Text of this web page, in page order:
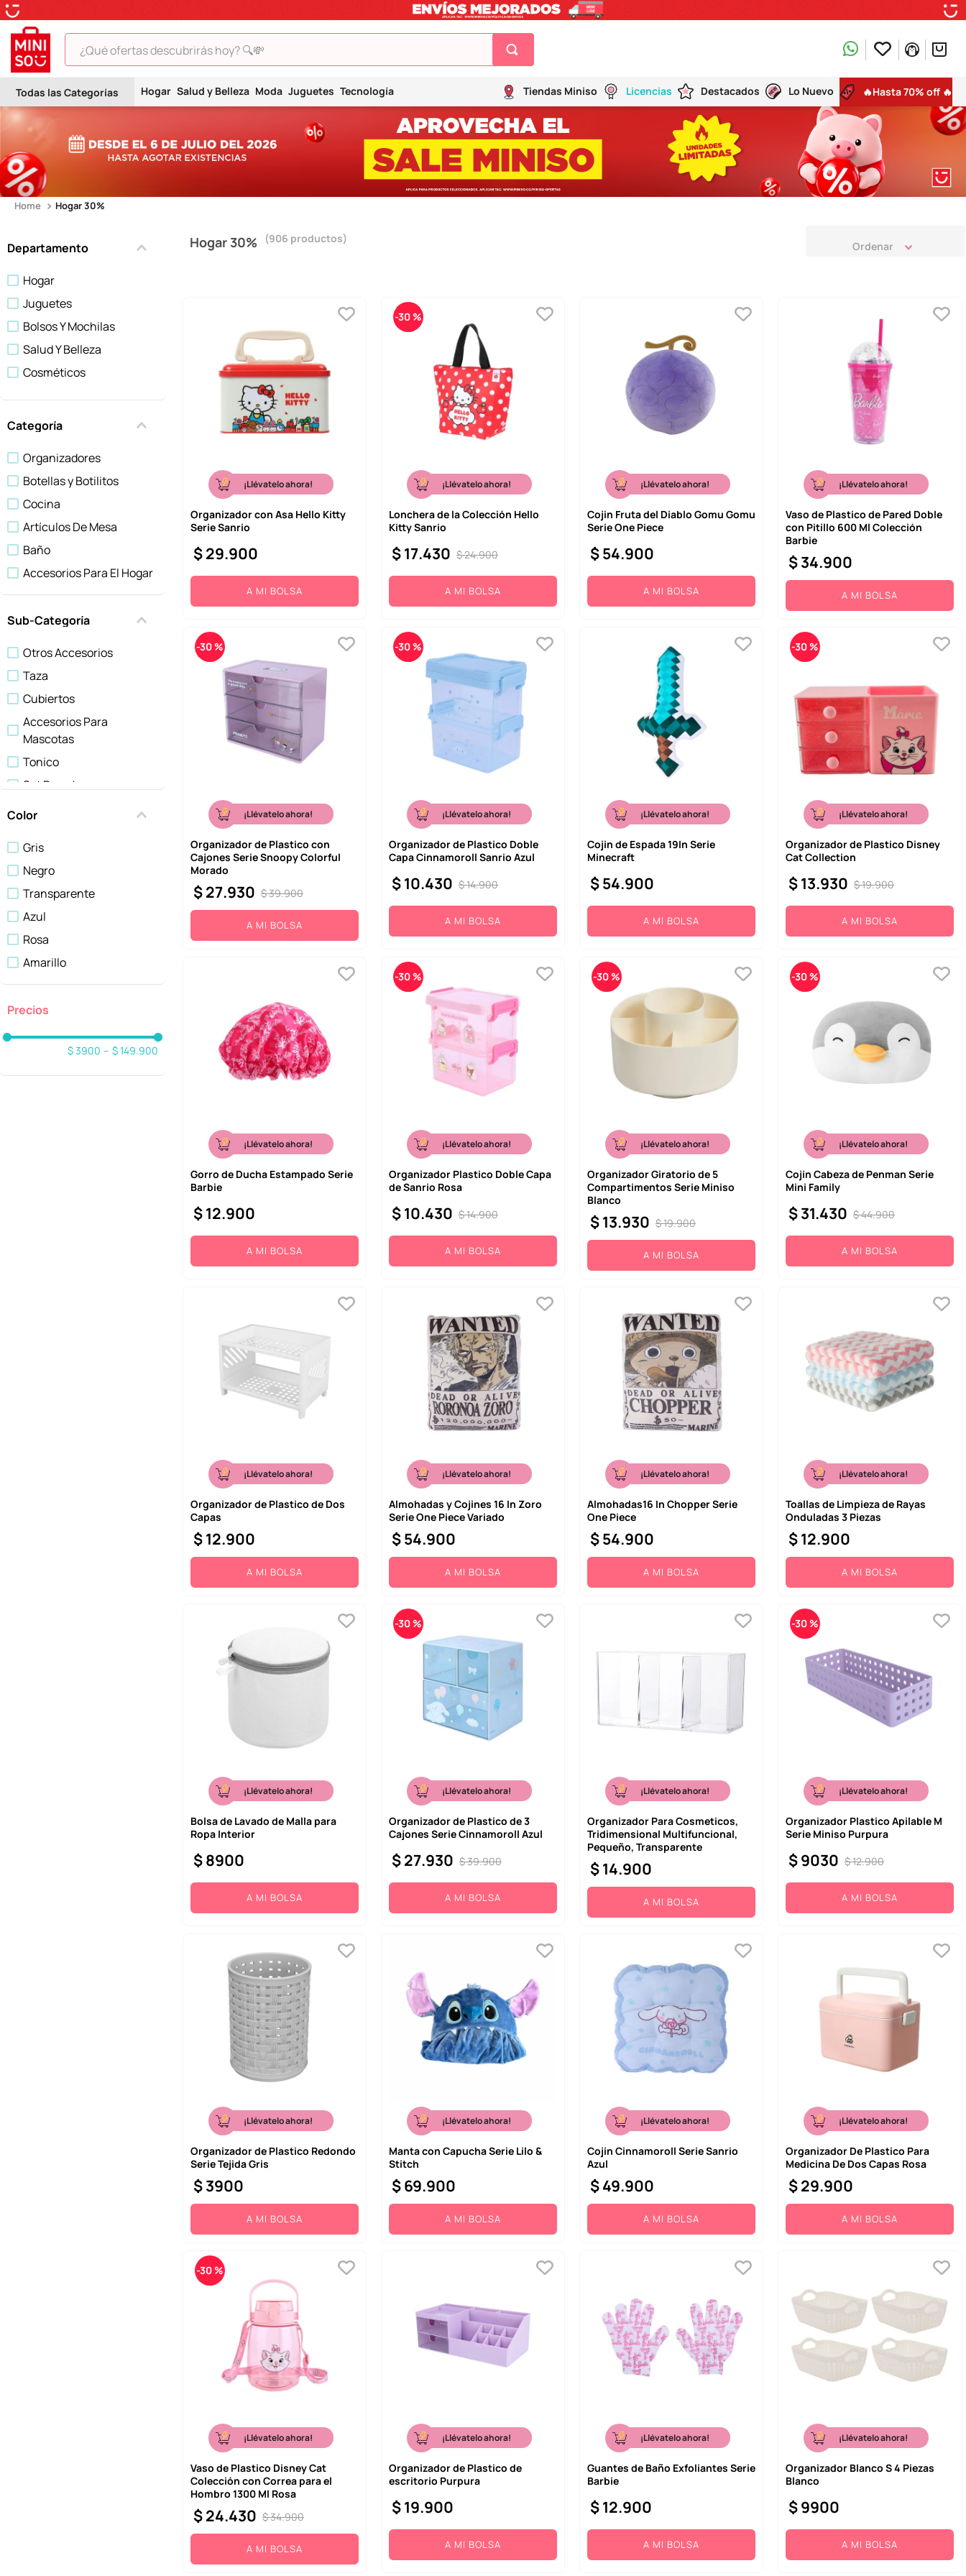
¿Qué ofertas descubrirás hoy? 🔍💸
Hogar Salud y Belleza Moda Juguetes Tecnología Tiendas Miniso Licencias Destacados Lo Nuevo 🔥Hasta 70% off 🔥
Hogar 30%
Departamento
Hogar
Juguetes
Bolsos Y Mochilas
Salud Y Belleza
Cosméticos
Categoría
Organizadores
Botellas y Botilitos
Cocina
Artículos De Mesa
Baño
Accesorios Para El Hogar
Loncheras
Blind Box - Caja Sorpresa
Mostrar 7 más
Sub-Categoría
Otros Accesorios
Taza
Cubiertos
Accesorios Para
Mascotas
Tonico
Set Para Jugar
Limpiador Facial
Contenedores
Cepillo Dental
Color
Gris
Negro
Transparente
Azul
Rosa
Amarillo
Verde
Blanco
$ 3900 – $ 149.900
Hogar 30% 906 productos
¡Llévatelo ahora!
Organizador con Asa Hello Kitty
Serie Sanrio
$29.900
A MI BOLSA
-30 %
¡Llévatelo ahora!
Lonchera de la Colección Hello
Kitty Sanrio
$24.900
$17.430
A MI BOLSA
¡Llévatelo ahora!
Cojin Fruta del Diablo Gomu Gomu
Serie One Piece
$54.900
A MI BOLSA
¡Llévatelo ahora!
Vaso de Plastico de Pared Doble
con Pitillo 600 Ml Colección
Barbie
$34.900
A MI BOLSA
-30 %
¡Llévatelo ahora!
Organizador de Plastico con
Cajones Serie Snoopy Colorful
Morado
$39.900
$27.930
A MI BOLSA
-30 %
¡Llévatelo ahora!
Organizador de Plastico Doble
Capa Cinnamoroll Sanrio Azul
$14.900
$10.430
A MI BOLSA
¡Llévatelo ahora!
Cojin de Espada 19In Serie
Minecraft
$54.900
A MI BOLSA
-30 %
¡Llévatelo ahora!
Organizador de Plastico Disney
Cat Collection
$19.900
$13.930
A MI BOLSA
¡Llévatelo ahora!
Gorro de Ducha Estampado Serie
Barbie
$12.900
A MI BOLSA
-30 %
¡Llévatelo ahora!
Organizador Plastico Doble Capa
de Sanrio Rosa
$14.900
$10.430
A MI BOLSA
-30 %
¡Llévatelo ahora!
Organizador Giratorio de 5
Compartimentos Serie Miniso
Blanco
$19.900
$13.930
A MI BOLSA
-30 %
¡Llévatelo ahora!
Cojín Cabeza de Penman Serie
Mini Family
$44.900
$31.430
A MI BOLSA
¡Llévatelo ahora!
Organizador de Plastico de Dos
Capas
$12.900
A MI BOLSA
¡Llévatelo ahora!
Almohadas y Cojines 16 In Zoro
Serie One Piece Variado
$54.900
A MI BOLSA
¡Llévatelo ahora!
Almohadas16 In Chopper Serie
One Piece
$54.900
A MI BOLSA
¡Llévatelo ahora!
Toallas de Limpieza de Rayas
Onduladas 3 Piezas
$12.900
A MI BOLSA
¡Llévatelo ahora!
Bolsa de Lavado de Malla para
Ropa Interior
$8900
A MI BOLSA
-30 %
¡Llévatelo ahora!
Organizador de Plastico de 3
Cajones Serie Cinnamoroll Azul
$39.900
$27.930
A MI BOLSA
¡Llévatelo ahora!
Organizador Para Cosmeticos,
Tridimensional Multifuncional,
Pequeño, Transparente
$14.900
A MI BOLSA
-30 %
¡Llévatelo ahora!
Organizador Plastico Apilable M
Serie Miniso Purpura
$12.900
$9030
A MI BOLSA
¡Llévatelo ahora!
Organizador de Plastico Redondo
Serie Tejida Gris
$3900
A MI BOLSA
¡Llévatelo ahora!
Manta con Capucha Serie Lilo &
Stitch
$69.900
A MI BOLSA
¡Llévatelo ahora!
Cojín Cinnamoroll Serie Sanrio
Azul
$49.900
A MI BOLSA
¡Llévatelo ahora!
Organizador De Plastico Para
Medicina De Dos Capas Rosa
$29.900
A MI BOLSA
-30 %
¡Llévatelo ahora!
Vaso de Plastico Disney Cat
Colección con Correa para el
Hombro 1300 Ml Rosa
$34.900
$24.430
A MI BOLSA
¡Llévatelo ahora!
Organizador de Plastico de
escritorio Purpura
$19.900
A MI BOLSA
¡Llévatelo ahora!
Guantes de Baño Exfoliantes Serie
Barbie
$12.900
A MI BOLSA
¡Llévatelo ahora!
Organizador Blanco S 4 Piezas
Blanco
$9900
A MI BOLSA
TÉRMINOS MÁS BUSCADOS
1.
peluche
3.
snoopy
termos
10